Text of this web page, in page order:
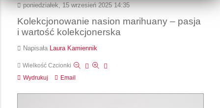
poniedziałek, 15 wrzesień 2025 14:35
Kolekcjonowanie nasion marihuany – pasja
i wartość kolekcjonerska
Napisała Laura Kamiennik
Wielkość Czcionki
Wydrukuj
Email